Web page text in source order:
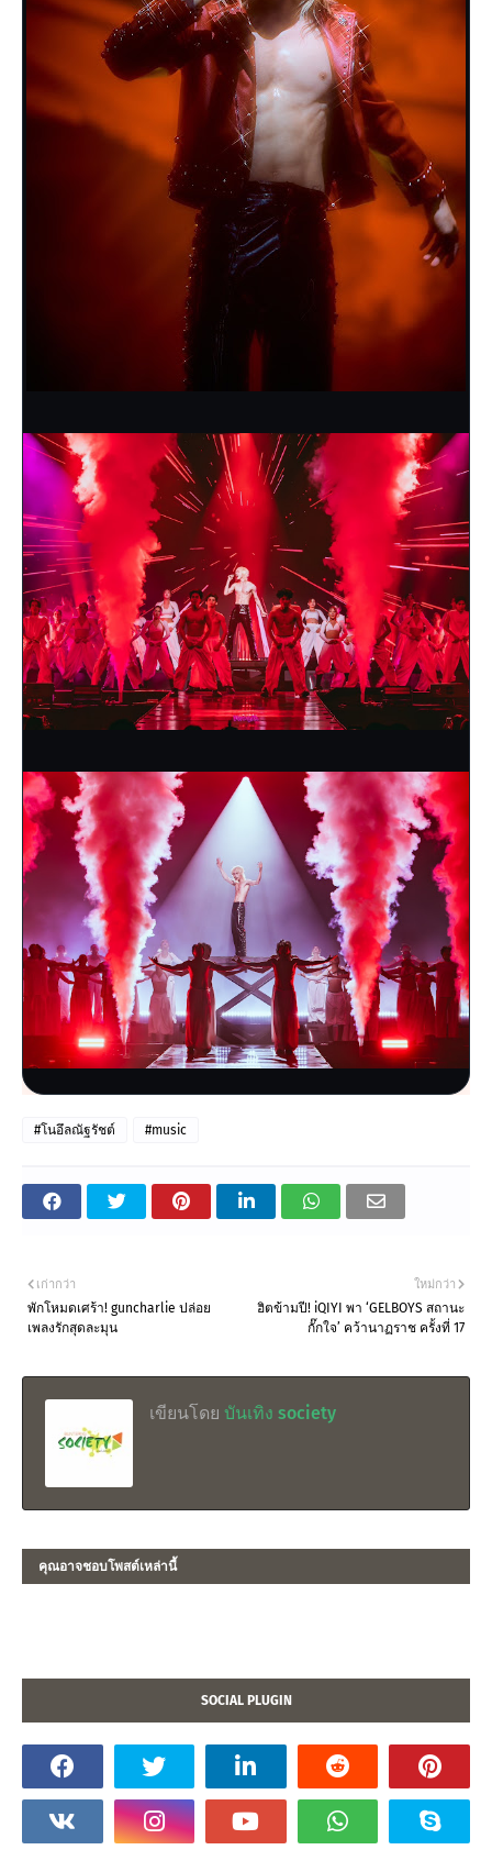
#โนอึลณัฐรัชต์ #music
ใหม่กว่า
ฮิตข้ามปี! iQIYI พา ‘GELBOYS สถานะ
กั๊กใจ’ คว้านาฏราช ครั้งที่ 17
เก่ากว่า
พักโหมดเศร้า! guncharlie ปล่อย
เพลงรักสุดละมุน
เขียนโดย บันเทิง society
คุณอาจชอบโพสต์เหล่านี้
SOCIAL PLUGIN